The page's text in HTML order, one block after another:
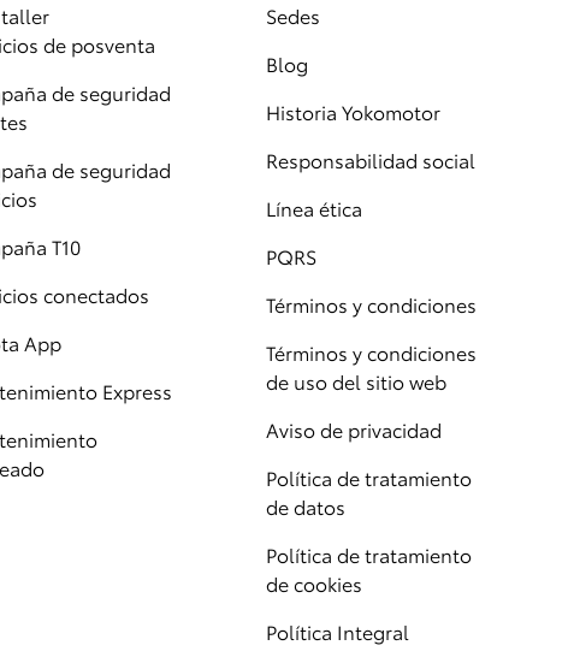
de posventa
de seguridad
de seguridad
T10
conectados
App
Express
Sedes
Blog
Historia Yokomotor
Responsabilidad social
Línea ética
PQRS
Términos y condiciones
Términos y condiciones
de uso del sitio web
Aviso de privacidad
Política de tratamiento
de datos
Política de tratamiento
de cookies
Política Integral